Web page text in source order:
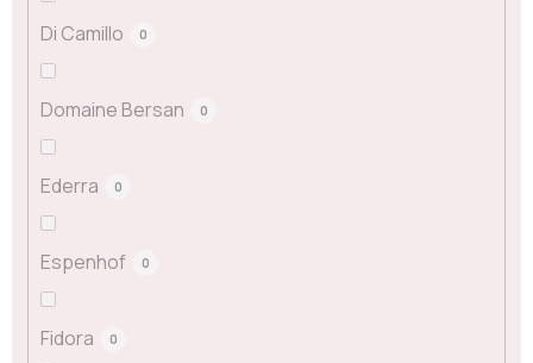
Di Camillo 0
Domaine Bersan 0
Ederra 0
Espenhof 0
Fidora 0